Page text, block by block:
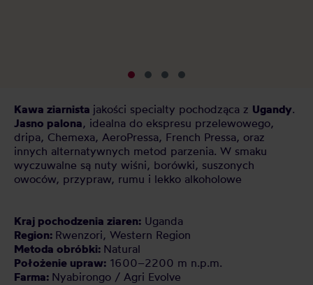
Kawa ziarnista jakości specialty pochodząca z Ugandy.
Jasno palona, idealna do ekspresu przelewowego,
dripa, Chemexa, AeroPressa, French Pressa, oraz
innych alternatywnych metod parzenia. W smaku
wyczuwalne są nuty wiśni, borówki, suszonych
owoców, przypraw, rumu i lekko alkoholowe
Kraj pochodzenia ziaren: Uganda
Region: Rwenzori, Western Region
Metoda obróbki: Natural
Położenie upraw: 1600–2200 m n.p.m.
Farma: Nyabirongo / Agri Evolve